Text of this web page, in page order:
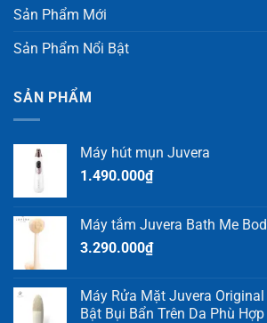
Sản Phẩm Mới
Sản Phẩm Nổi Bật
SẢN PHẨM
Máy hút mụn Juvera
1.490.000₫
Máy tắm Juvera Bath Me
3.290.000₫
Máy Rửa Mặt Juvera
Bật Bụi Bẩn Trên Da Phù